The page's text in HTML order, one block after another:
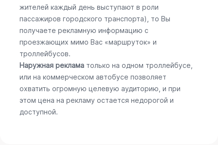
жителей каждый день выступают в роли
пассажиров городского транспорта), то Вы
получаете рекламную информацию с
проезжающих мимо Вас «маршруток» и
троллейбусов.
Наружная реклама только на одном троллейбусе,
или на коммерческом автобусе позволяет
охватить огромную целевую аудиторию, и при
этом цена на рекламу остается недорогой и
доступной.